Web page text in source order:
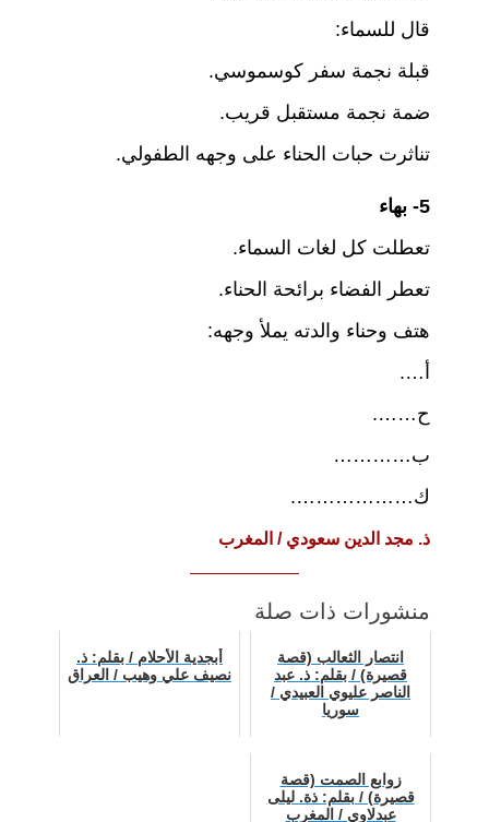
قال للسماء:
قبلة نجمة سفر كوسموسي.
ضمة نجمة مستقبل قريب.
تناثرت حبات الحناء على وجهه الطفولي.
5- بهاء
تعطلت كل لغات السماء.
تعطر الفضاء برائحة الحناء.
هتف وحناء والدته يملأ وجهه:
أ….
ح…….
ب…………
ك……………….
ذ. مجد الدين سعودي / المغرب
منشورات ذات صلة
انتصار الثعالب (قصة
قصيرة) / بقلم: ذ. عبد
الناصر عليوي العبيدي /
سوريا
أبجدية الأحلام / بقلم: ذ.
نصيف علي وهيب / العراق
زوابع الصمت (قصة
قصيرة) / بقلم: ذة. ليلى
عبدلاوي / المغرب